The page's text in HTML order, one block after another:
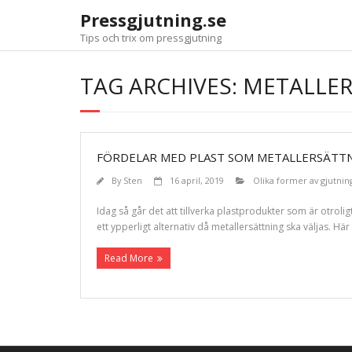
Pressgjutning.se
Tips och trix om pressgjutning
TAG ARCHIVES:
FÖRDELAR MED PLAST SOM
By Sten 16 april, 2019 Olika former av
Idag så går det att tillverka plastprodukter som är
ett ypperligt alternativ då metallersättning ska väljas.
Read More